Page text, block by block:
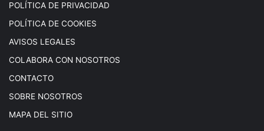
POLÍTICA DE PRIVACIDAD
POLÍTICA DE COOKIES
AVISOS LEGALES
COLABORA CON NOSOTROS
CONTACTO
SOBRE NOSOTROS
MAPA DEL SITIO